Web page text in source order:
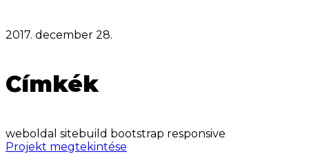
2017. december 28.
Címkék
weboldal sitebuild bootstrap responsive
Projekt megtekintése